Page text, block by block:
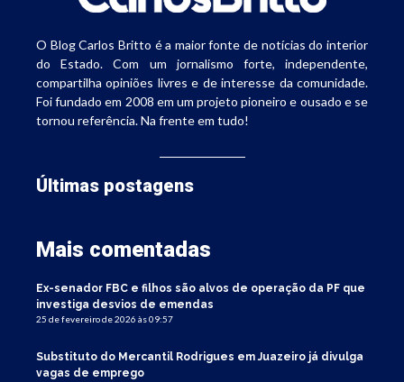
O Blog Carlos Britto é a maior fonte de notícias do interior
do Estado. Com um jornalismo forte, independente,
compartilha opiniões livres e de interesse da comunidade.
Foi fundado em 2008 em um projeto pioneiro e ousado e se
tornou referência. Na frente em tudo!
Últimas postagens
Mais comentadas
Ex-senador FBC e filhos são alvos de operação da PF que
investiga desvios de emendas
25 de fevereiro de 2026 às 09:57
Substituto do Mercantil Rodrigues em Juazeiro já divulga
vagas de emprego